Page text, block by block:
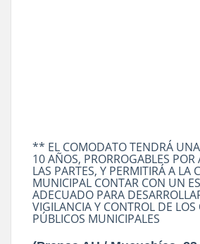
** EL COMODATO TENDRÁ
10 AÑOS, PRORROGABLES POR
LAS PARTES, Y PERMITIRÁ A LA
MUNICIPAL CONTAR CON UN
ADECUADO PARA
VIGILANCIA Y CONTROL DE LOS
PÚBLICOS MUNICIPALES